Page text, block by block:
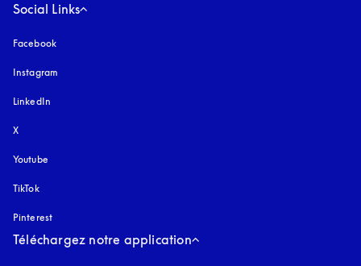
Social Links
Facebook
Instagram
LinkedIn
X
Youtube
TikTok
Pinterest
Téléchargez notre application